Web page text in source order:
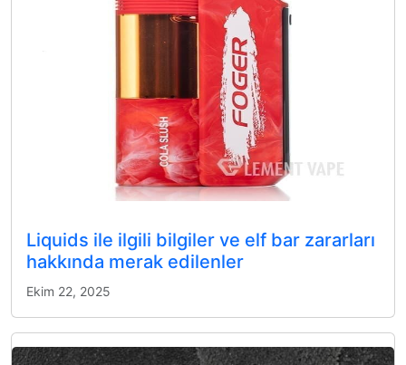
Liquids ile ilgili bilgiler ve elf bar zararları
hakkında merak edilenler
Ekim 22, 2025